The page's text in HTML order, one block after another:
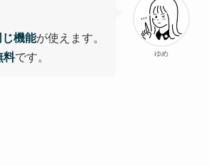
ゆめ
機能が使えます。
料です。